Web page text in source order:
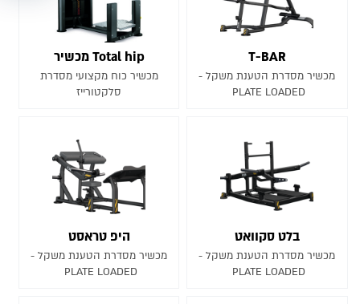
T-BAR
מכשיר מסדרת הטענת משקל -
PLATE LOADED
Total hip מכשיר
מכשיר כוח מקצועי מסדרת
סלקטורייז
בלט סקוואט
מכשיר מסדרת הטענת משקל -
PLATE LOADED
היפ טראסט
מכשיר מסדרת הטענת משקל -
PLATE LOADED